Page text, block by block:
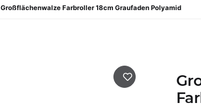
Großflächenwalze Farbroller 18cm Graufaden Polyamid